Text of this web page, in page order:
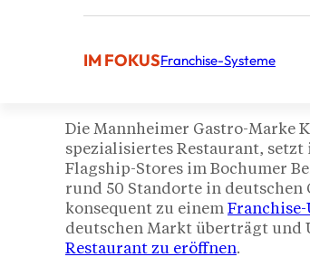
IM FOKUSFranchise-Systeme
Veröffentlicht von
Content Manager
Die Mannheimer Gastro-Marke
spezialisiertes Restaurant,
Flagship-Stores im Bochumer
rund 50 Standorte in deutschen
konsequent zu einem
deutschen Markt überträgt
Restaurant zu eröffnen.